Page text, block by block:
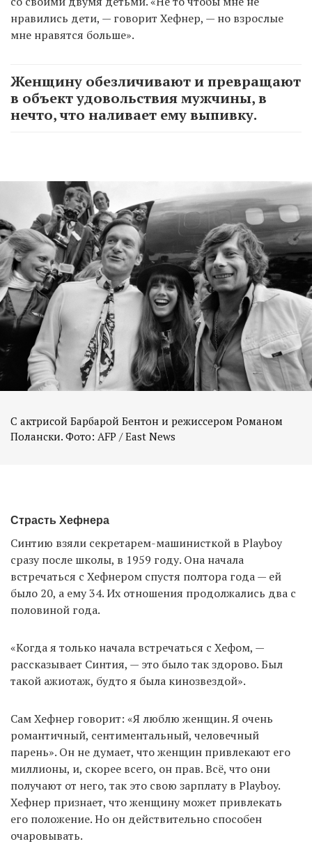
нравились дети, — говорит Хефнер, — но взрослые
мне нравятся больше».
Женщину обезличивают и превращают
в объект удовольствия мужчины, в
нечто, что наливает ему выпивку.
С актрисой Барбарой Бентон и режиссером Романом
Полански. Фото: AFP / East News
Страсть Хефнера
Синтию взяли секретарем-машинисткой в Playboy
сразу после школы, в 1959 году. Она начала
встречаться с Хефнером спустя полтора года — ей
было 20, а ему 34. Их отношения продолжались два с
половиной года.
«Когда я только начала встречаться с Хефом, —
рассказывает Синтия, — это было так здорово. Был
такой ажиотаж, будто я была кинозвездой».
Сам Хефнер говорит: «Я люблю женщин. Я очень
романтичный, сентиментальный, человечный
парень». Он не думает, что женщин привлекают его
миллионы, и, скорее всего, он прав. Всё, что они
получают от него, так это свою зарплату в Playboy.
Хефнер признает, что женщину может привлекать
его положение. Но он действительно способен
очаровывать.